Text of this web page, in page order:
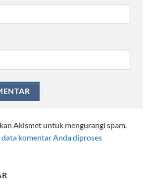
Akismet untuk mengurangi spam.
data komentar Anda diproses